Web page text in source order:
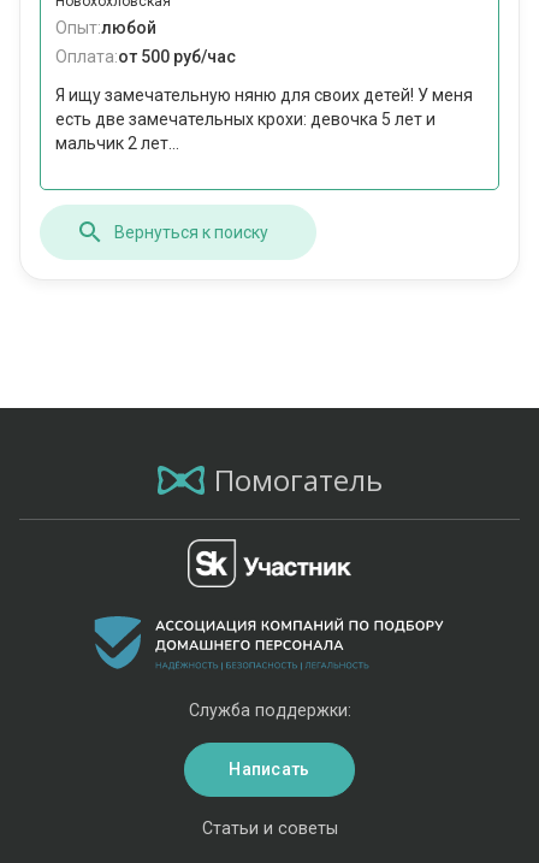
Опыт:любой
Оплата:от 500 руб/час
Я ищу замечательную няню для своих детей! У меня
есть две замечательных крохи: девочка 5 лет и
мальчик 2 лет...
Вернуться к поиску
Помогатель
Статьи и советы
Служба поддержки:
Написать